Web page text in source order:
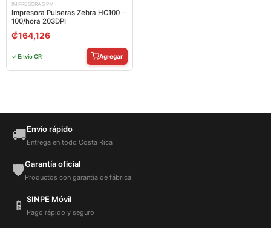
IMPRESORAS PV
Impresora Pulseras Zebra HC100 –
100/hora 203DPI
₡164,126
✓ Envío CR Agregar
🚚Envío rápido
Entrega en todo Costa Rica
🛡️Garantía oficial
Productos con garantía de fábrica
📱 SINPE Móvil
Pago rápido y seguro